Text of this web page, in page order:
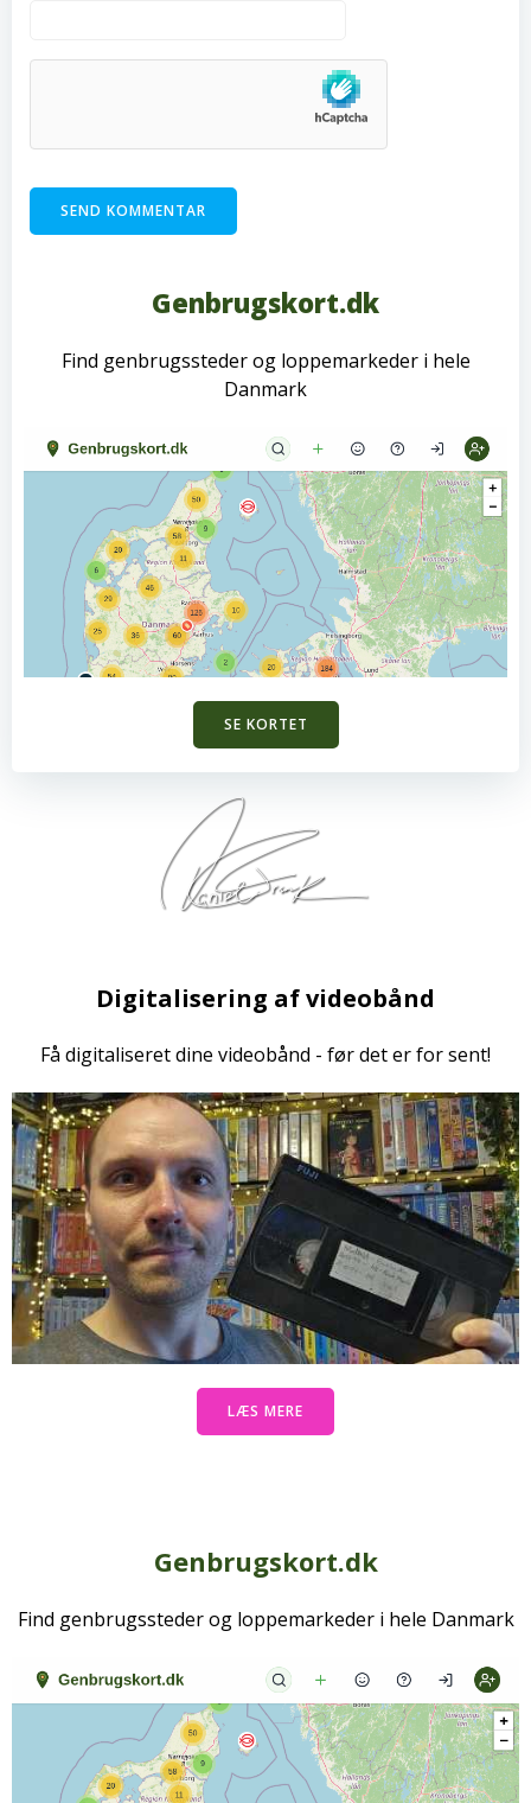
Genbrugskort.dk
Find genbrugssteder og loppemarkeder i hele
Danmark
SE KORTET
Digitalisering af videobånd
Få digitaliseret dine videobånd - før det er for sent!
LÆS MERE
Genbrugskort.dk
Find genbrugssteder og loppemarkeder i hele Danmark